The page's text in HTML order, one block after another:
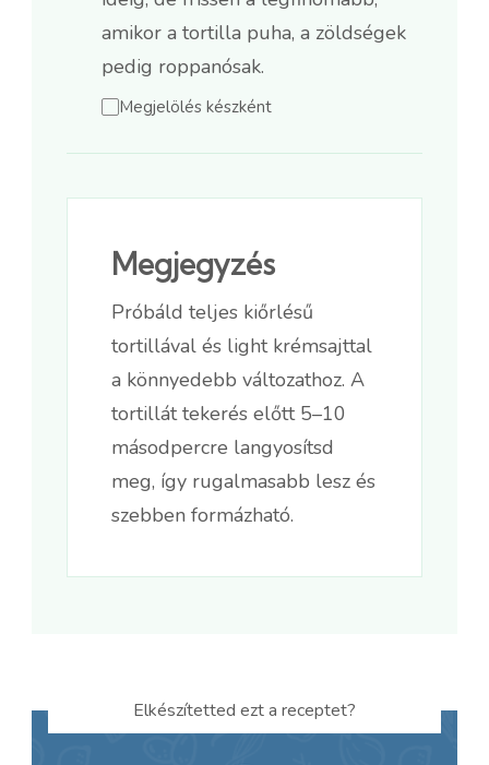
amikor a tortilla puha, a zöldségek
pedig roppanósak.
Megjelölés készként
Megjegyzés
Próbáld teljes kiőrlésű
tortillával és light krémsajttal
a könnyedebb változathoz. A
tortillát tekerés előtt 5–10
másodpercre langyosítsd
meg, így rugalmasabb lesz és
szebben formázható.
Elkészítetted ezt a receptet?